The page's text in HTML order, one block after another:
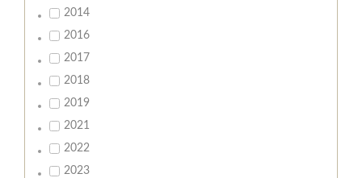
2014
2016
2017
2018
2019
2021
2022
2023